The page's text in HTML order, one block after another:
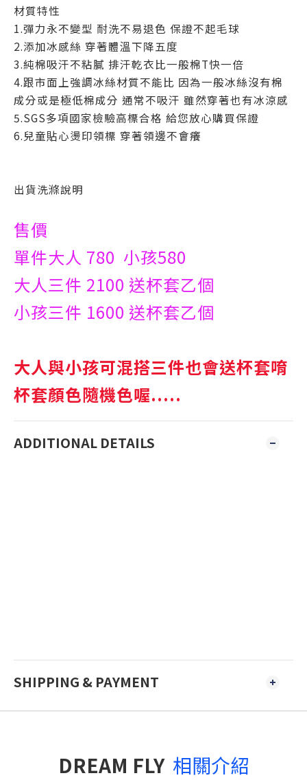
材質特性
1.彈力永不變型 耐洗不易退色 保證不起毛球
2.添加冰感絲 穿著體溫下降五度
3.純棉吸汗不粘膩 排汗乾衣比一般棉T快一倍
4.跟市面上強調冰絲材質不能比 因為一般冰絲沒有棉
成分或是極低棉成分 通常不吸汗 雖然穿著也有冰涼感
5.SGS多項國家檢驗高標合格 給您放心購買保證
6.兒童貼心燙印領標 穿著領邊不會癢
出貨洗滌說明
售價
單件大人 780 小孩580
大人三件 2100 送杯套乙個
小孩三件 1600 送杯套乙個
大人與小孩可混搭三件也會送杯套唷
杯套顏色隨機色喔.....
ADDITIONAL DETAILS
SHIPPING & PAYMENT
DREAM FLY 相關介紹